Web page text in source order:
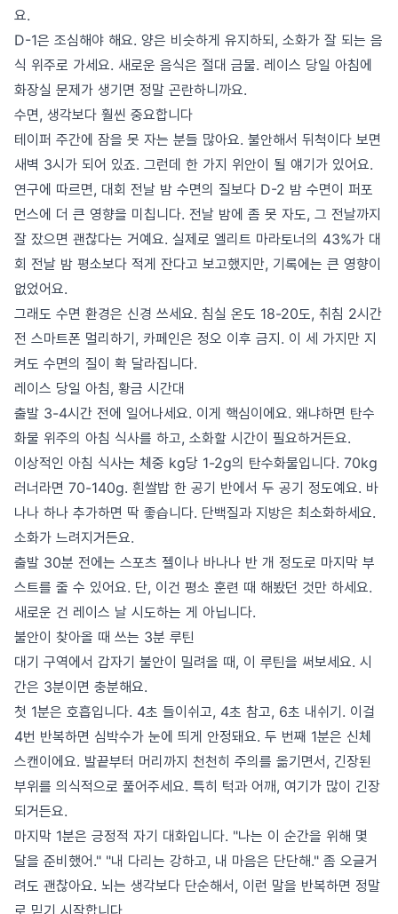
요.
D-1은 조심해야 해요. 양은 비슷하게 유지하되, 소화가 잘 되는 음
식 위주로 가세요. 새로운 음식은 절대 금물. 레이스 당일 아침에
화장실 문제가 생기면 정말 곤란하니까요.
수면, 생각보다 훨씬 중요합니다
테이퍼 주간에 잠을 못 자는 분들 많아요. 불안해서 뒤척이다 보면
새벽 3시가 되어 있죠. 그런데 한 가지 위안이 될 얘기가 있어요.
연구에 따르면, 대회 전날 밤 수면의 질보다 D-2 밤 수면이 퍼포
먼스에 더 큰 영향을 미칩니다. 전날 밤에 좀 못 자도, 그 전날까지
잘 잤으면 괜찮다는 거예요. 실제로 엘리트 마라토너의 43%가 대
회 전날 밤 평소보다 적게 잔다고 보고했지만, 기록에는 큰 영향이
없었어요.
그래도 수면 환경은 신경 쓰세요. 침실 온도 18-20도, 취침 2시간
전 스마트폰 멀리하기, 카페인은 정오 이후 금지. 이 세 가지만 지
켜도 수면의 질이 확 달라집니다.
레이스 당일 아침, 황금 시간대
출발 3-4시간 전에 일어나세요. 이게 핵심이에요. 왜냐하면 탄수
화물 위주의 아침 식사를 하고, 소화할 시간이 필요하거든요.
이상적인 아침 식사는 체중 kg당 1-2g의 탄수화물입니다. 70kg
러너라면 70-140g. 흰쌀밥 한 공기 반에서 두 공기 정도예요. 바
나나 하나 추가하면 딱 좋습니다. 단백질과 지방은 최소화하세요.
소화가 느려지거든요.
출발 30분 전에는 스포츠 젤이나 바나나 반 개 정도로 마지막 부
스트를 줄 수 있어요. 단, 이건 평소 훈련 때 해봤던 것만 하세요.
새로운 건 레이스 날 시도하는 게 아닙니다.
불안이 찾아올 때 쓰는 3분 루틴
대기 구역에서 갑자기 불안이 밀려올 때, 이 루틴을 써보세요. 시
간은 3분이면 충분해요.
첫 1분은 호흡입니다. 4초 들이쉬고, 4초 참고, 6초 내쉬기. 이걸
4번 반복하면 심박수가 눈에 띄게 안정돼요. 두 번째 1분은 신체
스캔이에요. 발끝부터 머리까지 천천히 주의를 옮기면서, 긴장된
부위를 의식적으로 풀어주세요. 특히 턱과 어깨, 여기가 많이 긴장
되거든요.
마지막 1분은 긍정적 자기 대화입니다. "나는 이 순간을 위해 몇
달을 준비했어." "내 다리는 강하고, 내 마음은 단단해." 좀 오글거
려도 괜찮아요. 뇌는 생각보다 단순해서, 이런 말을 반복하면 정말
로 믿기 시작합니다.